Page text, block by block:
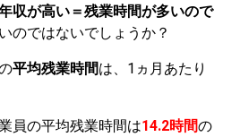
年収が高い＝残業時間が多いので
のではないでしょうか？
平均残業時間は、1ヵ月あたり
員の平均残業時間は14.2時間の